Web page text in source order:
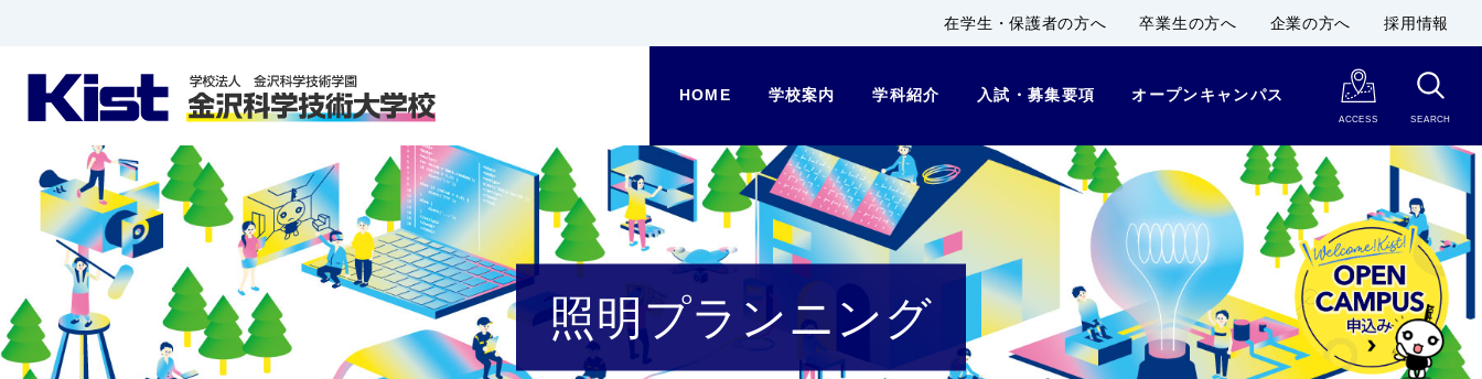
在学生・保護者の方へ 卒業生の方へ 企業の方へ 採用情報
HOME 学校案内 学科紹介 入試・募集要項 オープンキャンパス
ACCESS SEARCH
照明プランニング